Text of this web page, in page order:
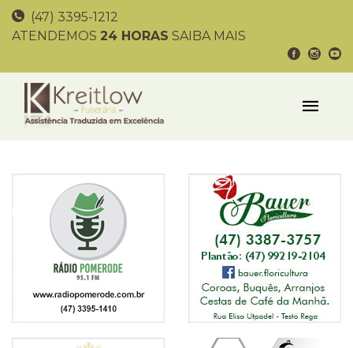
(47) 3395-1212
ATENDEMOS 24 HORAS SAIBA MAIS